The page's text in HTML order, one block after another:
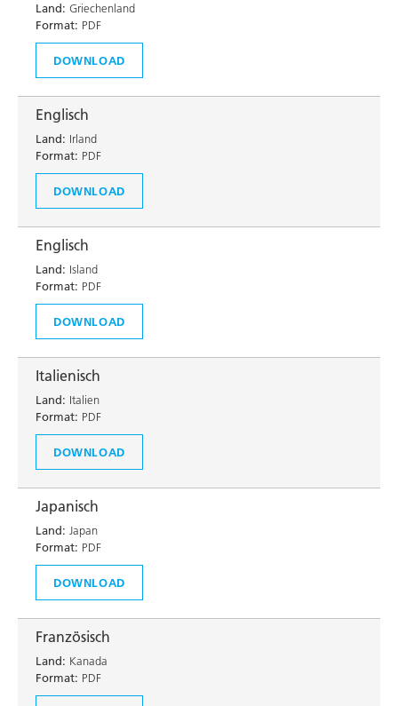
Land: Griechenland
Format: PDF
DOWNLOAD
Englisch
Land: Irland
Format: PDF
DOWNLOAD
Englisch
Land: Island
Format: PDF
DOWNLOAD
Italienisch
Land: Italien
Format: PDF
DOWNLOAD
Japanisch
Land: Japan
Format: PDF
DOWNLOAD
Französisch
Land: Kanada
Format: PDF